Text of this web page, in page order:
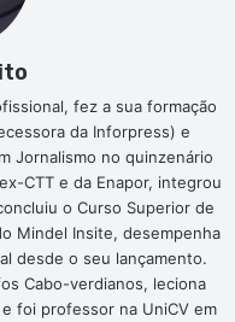
fez a sua formação
da Inforpress) e
Jornalismo no quinzenário
CTT e da Enapor, integrou
o Curso Superior de
Mindel Insite, desempenha
desde o seu lançamento.
Cabo-verdianos, leciona
foi professor na UniCV em